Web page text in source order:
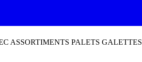
ASSORTIMENTS PALETS GALETTES